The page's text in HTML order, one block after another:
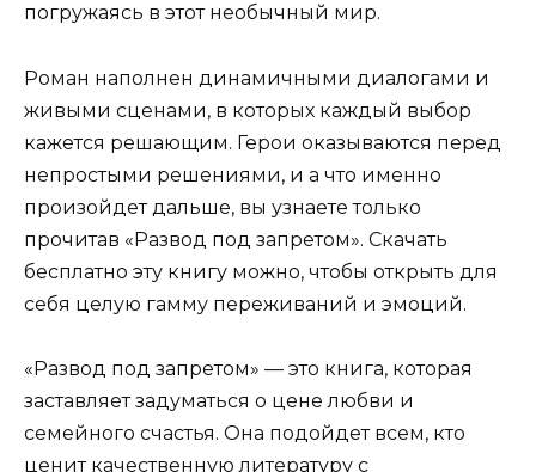
погружаясь в этот необычный мир.
Роман наполнен динамичными диалогами и
живыми сценами, в которых каждый выбор
кажется решающим. Герои оказываются перед
непростыми решениями, и а что именно
произойдет дальше, вы узнаете только
прочитав «Развод под запретом». Скачать
бесплатно эту книгу можно, чтобы открыть для
себя целую гамму переживаний и эмоций.
«Развод под запретом» — это книга, которая
заставляет задуматься о цене любви и
семейного счастья. Она подойдет всем, кто
ценит качественную литературу с